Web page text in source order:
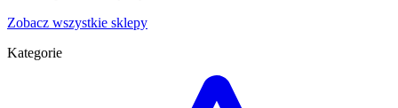
Zobacz wszystkie sklepy
Kategorie